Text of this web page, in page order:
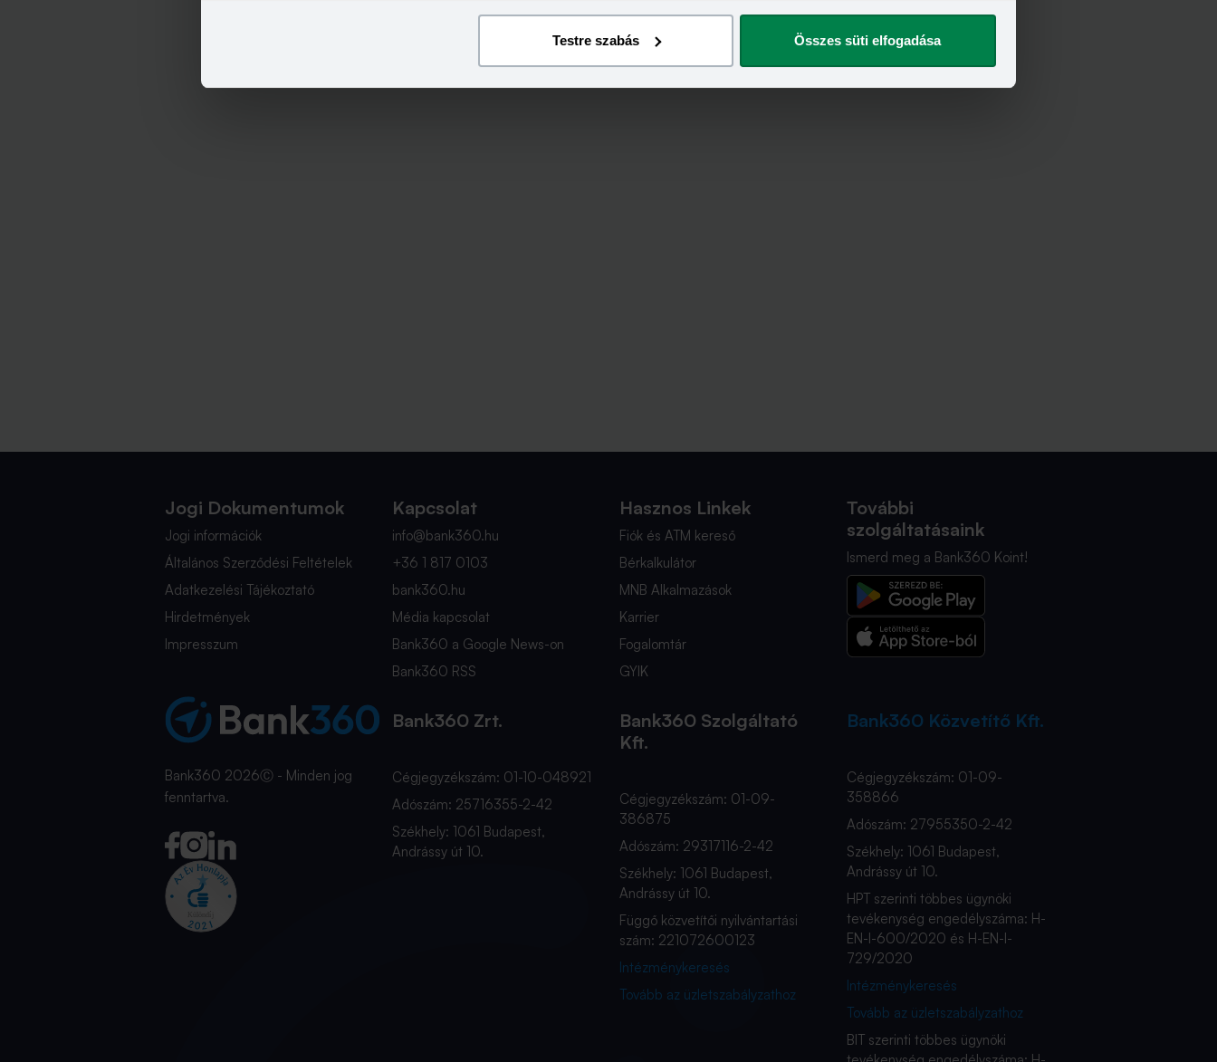
Testre szabás Összes süti elfogadása
Értékeldaz UNIQA-ot!
5,00
Jogi Dokumentumok
Jogi információk
Általános Szerződési Feltételek
Adatkezelési Tájékoztató
Hirdetmények
Impresszum
Kapcsolat
info@bank360.hu
+36 1 817 0103
bank360.hu
Média kapcsolat
Bank360 a Google News-on
Bank360 RSS
Hasznos Linkek
Fiók és ATM kereső
Bérkalkulátor
MNB Alkalmazások
Karrier
Fogalomtár
GYIK
További
szolgáltatásaink
Ismerd meg a Bank360 Koint!
Bank360 2026Ⓒ - Minden jog
fenntartva.
Bank360 Zrt.
Cégjegyzékszám: 01-10-048921
Adószám: 25716355-2-42
Székhely: 1061 Budapest,
Andrássy út 10.
Bank360 Szolgáltató
Kft.
Cégjegyzékszám: 01-09-
386875
Adószám: 29317116-2-42
Székhely: 1061 Budapest,
Andrássy út 10.
Függő közvetítői nyilvántartási
szám: 221072600123
Intézménykeresés
Tovább az üzletszabályzathoz
Bank360 Közvetítő Kft.
Cégjegyzékszám: 01-09-
358866
Adószám: 27955350-2-42
Székhely: 1061 Budapest,
Andrássy út 10.
HPT szerinti többes ügynöki
tevékenység engedélyszáma: H-
EN-I-600/2020 és H-EN-I-
729/2020
Intézménykeresés
Tovább az üzletszabályzathoz
BIT szerinti többes ügynöki